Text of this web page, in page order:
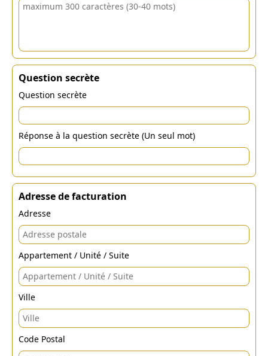
Question secrète
Question secrète
Réponse à la question secrète (Un seul mot)
Adresse de facturation
Adresse
Appartement / Unité / Suite
Ville
Code Postal